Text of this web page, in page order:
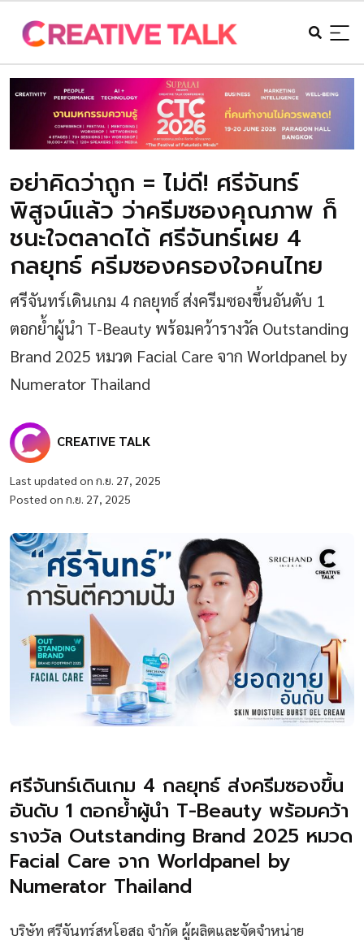
อย่าคิดว่าถูก = ไม่ดี! ศรีจันทร์
พิสูจน์แล้ว ว่าครีมซองคุณภาพ ก็
ชนะใจตลาดได้ ศรีจันทร์เผย 4
กลยุทธ์ ครีมซองครองใจคนไทย
ศรีจันทร์เดินเกม 4 กลยุทธ์ ส่งครีมซองขึ้นอันดับ 1
ตอกย้ำผู้นำ T-Beauty พร้อมคว้ารางวัล Outstanding
Brand 2025 หมวด Facial Care จาก Worldpanel by
Numerator Thailand
CREATIVE TALK
Last updated on ก.ย. 27, 2025
Posted on ก.ย. 27, 2025
ศรีจันทร์เดินเกม 4 กลยุทธ์ ส่งครีมซองขึ้น
อันดับ 1 ตอกย้ำผู้นำ T-Beauty พร้อมคว้า
รางวัล Outstanding Brand 2025 หมวด
Facial Care จาก Worldpanel by
Numerator Thailand
บริษัท ศรีจันทร์สหโอสถ จำกัด ผู้ผลิตและจัดจำหน่าย